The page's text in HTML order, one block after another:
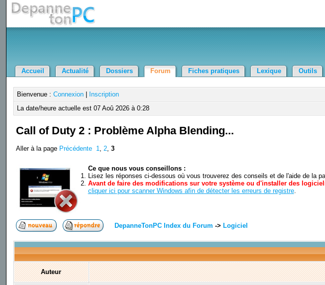
Accueil Actualité Dossiers Forum Fiches pratiques Lexique Outils
Bienvenue : Connexion|
Inscription
La date/heure actuelle est 07 Aoû 2026 à 0:28
Call of Duty 2 : Problème Alpha Blending...
Aller à la page Précédente 1, 2, 3
Ce que nous vous conseillons :
Lisez les réponses ci-dessous où vous trouverez des conseils et de l'aide de la
Avant de faire des modifications sur votre système ou d'installer des
cliquer ici pour scanner Windows afin de détecter les erreurs de registre.
DepanneTonPC Index du Forum -> Logiciel
Auteur